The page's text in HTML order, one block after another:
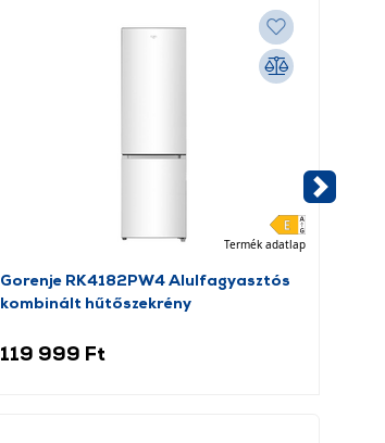
Termék adatlap
Gorenje RK4182PW4 Alulfagyasztós
kombinált hűtőszekrény
119 999 Ft